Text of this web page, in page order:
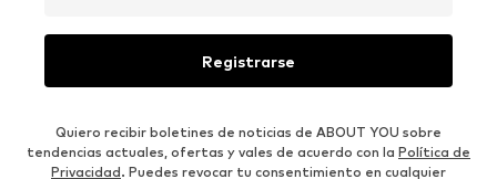
Registrarse
Quiero recibir boletines de noticias de ABOUT YOU sobre
tendencias actuales, ofertas y vales de acuerdo con la Política de
Privacidad. Puedes revocar tu consentimiento en cualquier